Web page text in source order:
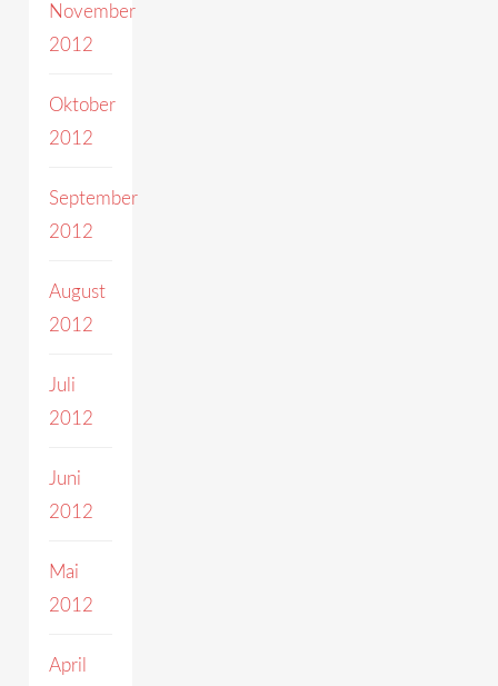
November
2012
Oktober
2012
September
2012
August
2012
Juli
2012
Juni
2012
Mai
2012
April